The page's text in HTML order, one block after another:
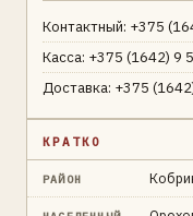
Контактный: +375
Касса: +375 (1642) 9
Доставка: +375
КРАТКО
РАЙОН